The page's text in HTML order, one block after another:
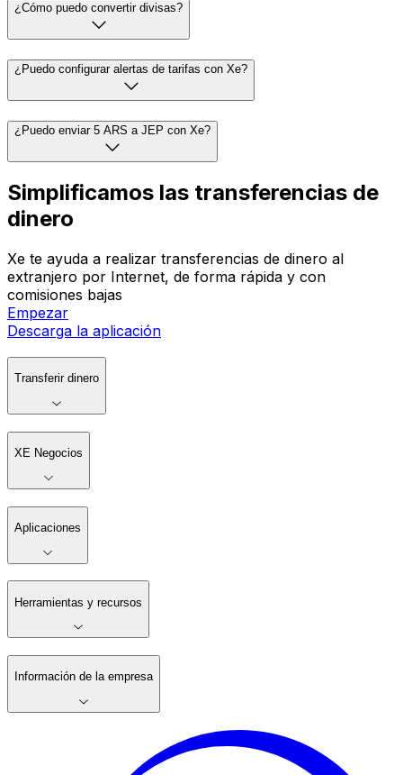
¿Cómo puedo convertir divisas?
¿Puedo configurar alertas de tarifas con Xe?
¿Puedo enviar 5 ARS a JEP con Xe?
Simplificamos las transferencias de
dinero
Xe te ayuda a realizar transferencias de dinero al
extranjero por Internet, de forma rápida y con
comisiones bajas
Empezar
Descarga la aplicación
Transferir dinero
XE Negocios
Aplicaciones
Herramientas y recursos
Información de la empresa